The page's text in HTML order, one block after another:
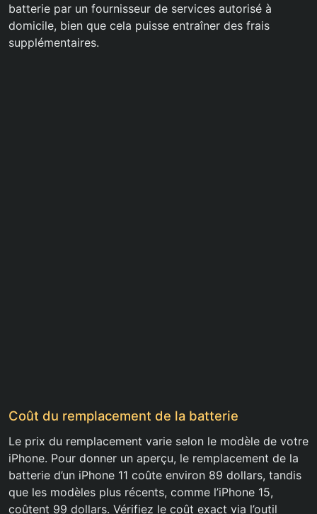
batterie par un fournisseur de services autorisé à
domicile, bien que cela puisse entraîner des frais
supplémentaires.
Coût du remplacement de la batterie
Le prix du remplacement varie selon le modèle de votre
iPhone. Pour donner un aperçu, le remplacement de la
batterie d’un iPhone 11 coûte environ 89 dollars, tandis
que les modèles plus récents, comme l’iPhone 15,
coûtent 99 dollars. Vérifiez le coût exact via l’outil